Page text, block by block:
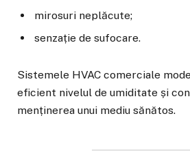
mirosuri neplăcute;
senzație de sufocare.
Sistemele HVAC comerciale
eficient nivelul de umiditate și
menținerea unui mediu sănătos.